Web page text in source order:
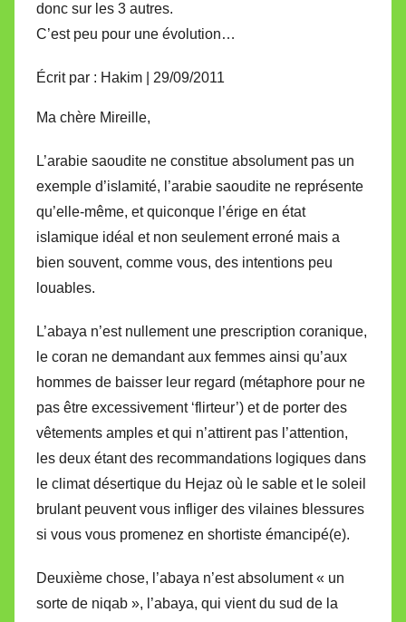
donc sur les 3 autres.
C’est peu pour une évolution…
Écrit par : Hakim | 29/09/2011
Ma chère Mireille,
L’arabie saoudite ne constitue absolument pas un
exemple d’islamité, l’arabie saoudite ne représente
qu’elle-même, et quiconque l’érige en état
islamique idéal et non seulement erroné mais a
bien souvent, comme vous, des intentions peu
louables.
L’abaya n’est nullement une prescription coranique,
le coran ne demandant aux femmes ainsi qu’aux
hommes de baisser leur regard (métaphore pour ne
pas être excessivement ‘flirteur’) et de porter des
vêtements amples et qui n’attirent pas l’attention,
les deux étant des recommandations logiques dans
le climat désertique du Hejaz où le sable et le soleil
brulant peuvent vous infliger des vilaines blessures
si vous vous promenez en shortiste émancipé(e).
Deuxième chose, l’abaya n’est absolument « un
sorte de niqab », l’abaya, qui vient du sud de la